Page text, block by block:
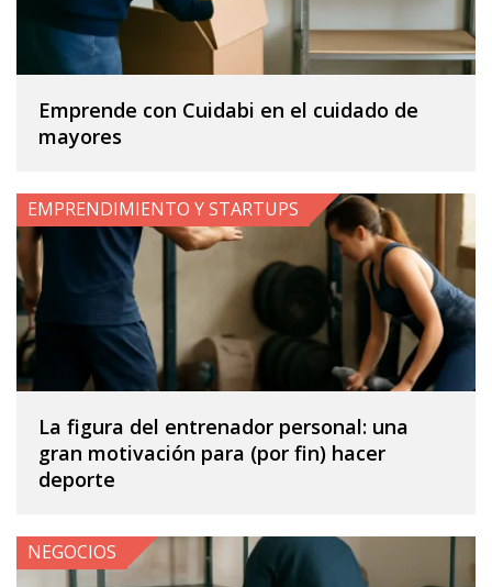
Emprende con Cuidabi en el cuidado de
mayores
La figura del entrenador personal: una
gran motivación para (por fin) hacer
deporte
EMPRENDIMIENTO Y STARTUPS
NEGOCIOS